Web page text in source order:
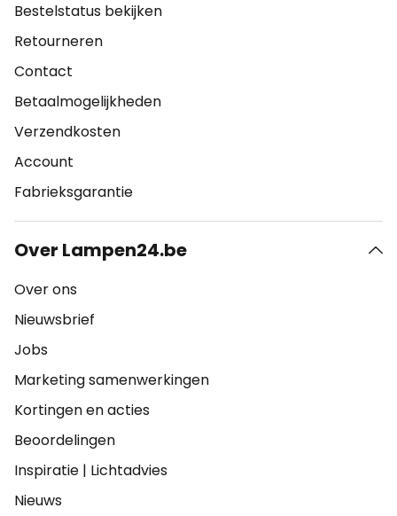
Bestelstatus bekijken
Retourneren
Contact
Betaalmogelijkheden
Verzendkosten
Account
Fabrieksgarantie
Over Lampen24.be
Over ons
Nieuwsbrief
Jobs
Marketing samenwerkingen
Kortingen en acties
Beoordelingen
Inspiratie | Lichtadvies
Nieuws